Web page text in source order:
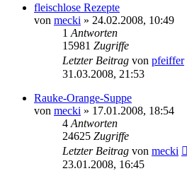
fleischlose Rezepte
von mecki » 24.02.2008, 10:49
1 Antworten
15981 Zugriffe
Letzter Beitrag von pfeiffer
31.03.2008, 21:53
Rauke-Orange-Suppe
von mecki » 17.01.2008, 18:54
4 Antworten
24625 Zugriffe
Letzter Beitrag von mecki
23.01.2008, 16:45